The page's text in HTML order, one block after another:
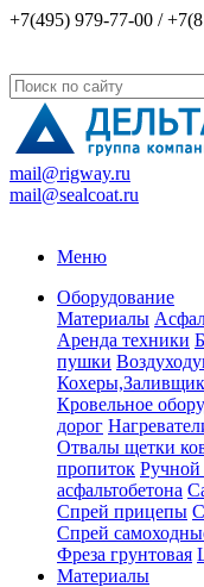
+7(495) 979-77-00 /
mail@rigway.ru
mail@sealcoat.ru
Меню
Оборудование
Материалы
Аренда техники
пушки
Кровельное
дорог
Отвалы щетки
пропиток Ручной
асфальтобетона
Спрей прицепы
Спрей
Фреза грунтовая
Материалы